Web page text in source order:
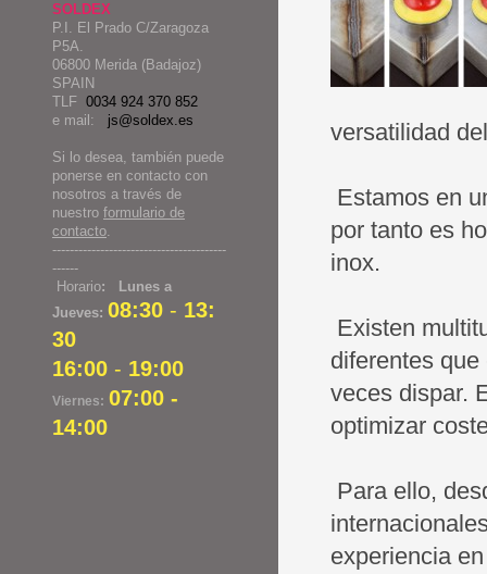
versatilidad
Estamos en
por tanto es
inox.
Existen
diferentes
veces dispar.
optimizar
Para ello,
experiencia
SOLDEX
P.I. El Prado C/Zaragoza
P5A.
06800 Merida (Badajoz)
SPAIN
TLF 0034 924 370 852
e mail:
js@soldex.es
Si lo desea, también puede
ponerse en contacto con
nosotros a través de
nuestro formulario de
contacto.
----------------------------------------
------
Horario: Lunes a
Jueves: 08:30 - 13:
30
16:00 - 19:00
Viernes: 07:00 -
14:00